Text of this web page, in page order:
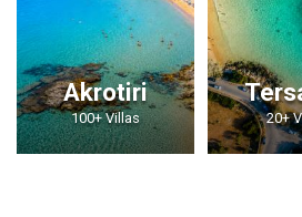
Akrotiri
100+ Villas 20+